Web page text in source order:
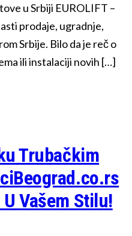
u Srbiji EUROLIFT –
prodaje, ugradnje,
Srbije. Bilo da je reč o
ili instalaciji novih […]
Trubačkim
U Vašem Stilu!